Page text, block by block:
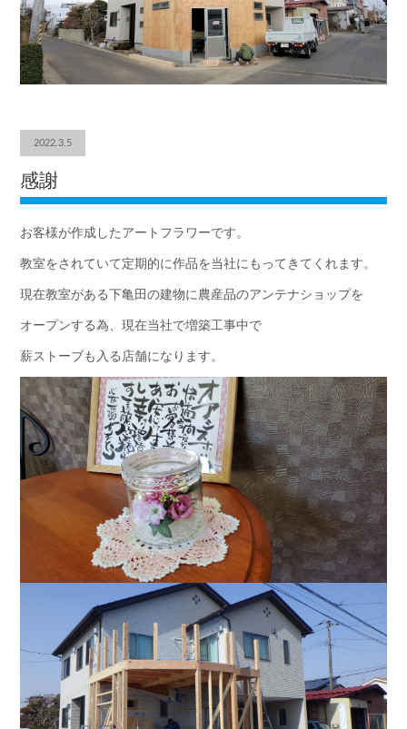
2022.3.5
感謝
お客様が作成したアートフラワーです。
教室をされていて定期的に作品を当社にもってきてくれます。
現在教室がある下亀田の建物に農産品のアンテナショップを
オープンする為、現在当社で増築工事中で
薪ストーブも入る店舗になります。